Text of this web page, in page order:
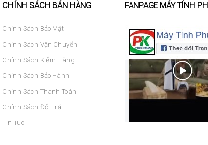
CHÍNH SÁCH BÁN HÀNG
Chính Sách Bảo Mật
Chính Sách Vận Chuyển
Chính Sách Kiểm Hàng
Chính Sách Bảo Hành
Chính Sách Thanh Toán
Chính Sách Đổi Trả
Tin Tuc
FANPAGE MÁY TÍNH